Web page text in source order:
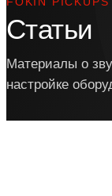
Статьи
Материалы о
настройке